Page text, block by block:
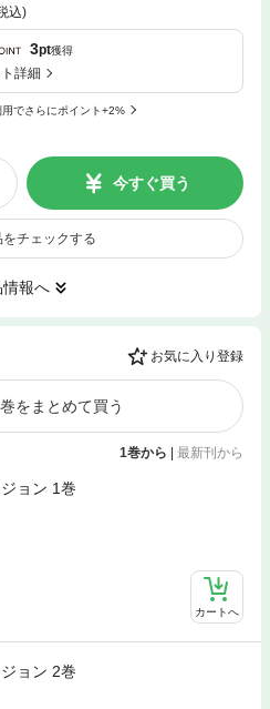
込)
3pt獲得
詳細
でさらにポイント+2%
今すぐ買う
をチェックする
情報へ
お気に入り登録
をまとめて買う
1巻から 最新刊から
ョン 1巻
カートへ
ョン 2巻